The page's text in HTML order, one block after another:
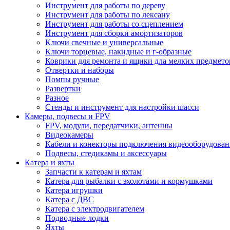
Инструмент для работы по дереву
Инструмент для работы по лексану
Инструмент для работы со сцеплением
Инструмент для сборки амортизаторов
Ключи свечные и универсальные
Ключи торцевые, накидные и г-образные
Коврики для ремонта и ящики дла мелких
Отвертки и наборы
Помпы ручные
Развертки
Разное
Стенды и инструмент для настройки шасси
Камеры, подвесы и FPV
FPV, модули, передатчики, антенны
Видеокамеры
Кабели и конекторы подключения
Подвесы, стедикамы и аксессуары
Катера и яхты
Запчасти к катерам и яхтам
Катера для рыбалки с эхолотами и кормушками
Катера игрушки
Катера с ДВС
Катера с электродвигателем
Подводные лодки
Яхты